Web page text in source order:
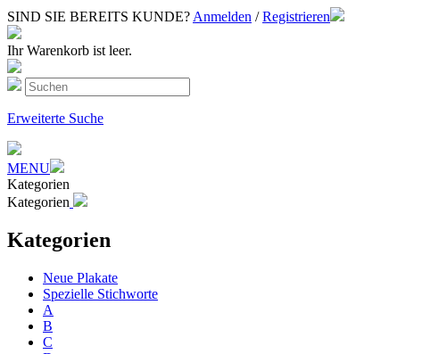
SIND SIE BEREITS KUNDE? Anmelden / Registrieren
Ihr Warenkorb ist leer.
Erweiterte Suche
MENU
Kategorien
Kategorien
Kategorien
Neue Plakate
Spezielle Stichworte
A
B
C